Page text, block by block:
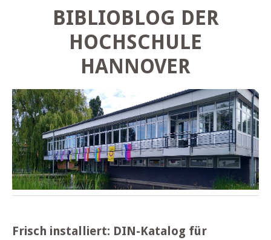
BIBLIOBLOG DER
HOCHSCHULE
HANNOVER
Frisch installiert: DIN-Katalog für